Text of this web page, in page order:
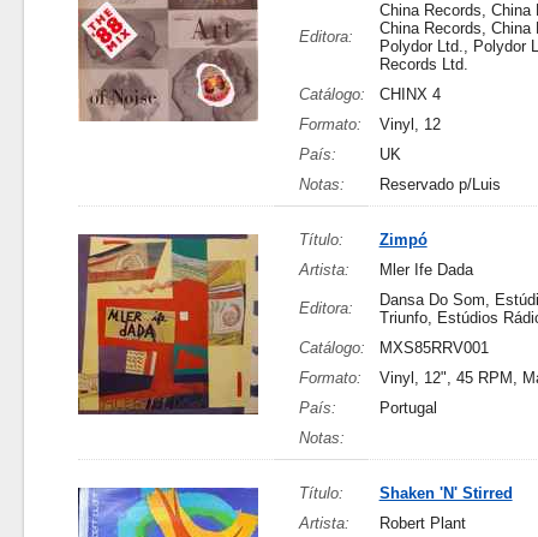
Editora:
China Records, China
China Records, China
Polydor Ltd., Polydor
Records Ltd.
Catálogo:
CHINX 4
Formato:
Vinyl, 12
País:
UK
Notas:
Reservado p/Luis
Título:
Zimpó
Artista:
Mler Ife Dada
Editora:
Dansa Do Som,
Triunfo, Estúdios
Catálogo:
MXS85RRV001
Formato:
Vinyl, 12", 45 RPM,
País:
Portugal
Notas:
Título:
Shaken 'N' Stirred
Artista:
Robert Plant